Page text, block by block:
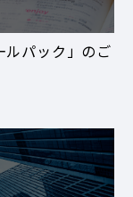
ルパック」のご